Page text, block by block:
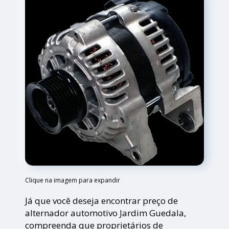
Clique na imagem para expandir
Já que você deseja encontrar preço de
alternador automotivo Jardim Guedala,
compreenda que proprietários de